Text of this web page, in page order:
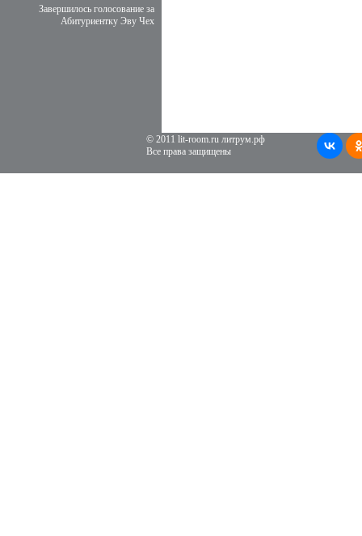
Завершилось голосование за
Абитуриентку Эву Чех
© 2011 lit-room.ru литрум.рф
Все права защищены